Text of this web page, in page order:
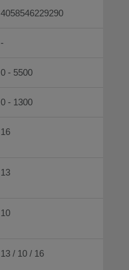
4058546229290
-
0 - 5500
0 - 1300
16
13
10
13 / 10 / 16